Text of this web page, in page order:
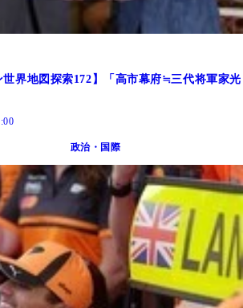
世界地図探索172】「高市幕府≒三代将軍家光
政治・国際